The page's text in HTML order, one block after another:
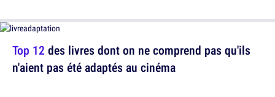
Top 12 des livres dont on ne comprend pas qu'ils
n'aient pas été adaptés au cinéma